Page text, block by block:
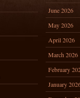
June 2026
May 2026
April 2026
March 2026
February
January